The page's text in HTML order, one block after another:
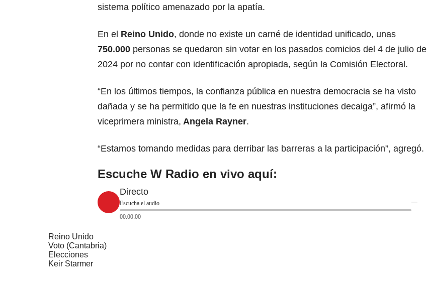
sistema político amenazado por la apatía.
En el Reino Unido, donde no existe un carné de identidad unificado, unas
750.000 personas se quedaron sin votar en los pasados comicios del 4 de julio de
2024 por no contar con identificación apropiada, según la Comisión Electoral.
“En los últimos tiempos, la confianza pública en nuestra democracia se ha visto
dañada y se ha permitido que la fe en nuestras instituciones decaiga”, afirmó la
viceprimera ministra, Angela Rayner.
“Estamos tomando medidas para derribar las barreras a la participación”, agregó.
Escuche W Radio en vivo aquí:
Directo
Escucha el audio
00:00:00
Reino Unido
Voto (Cantabria)
Elecciones
Keir Starmer